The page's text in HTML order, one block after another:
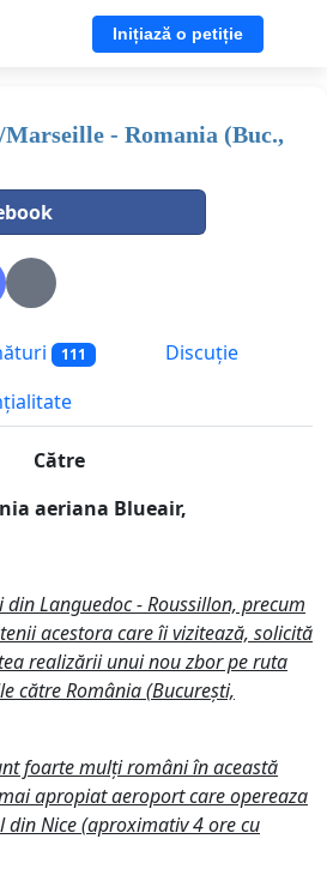
Inițiază o petiție
- Romania (Buc.,
111
Discuție
Către
aeriana Blueair,
Languedoc - Roussillon, precum
acestora care îi vizitează, solicită
realizării unui nou zbor pe ruta
către România (București,
foarte mulți români în această
apropiat aeroport care opereaza
din Nice (aproximativ 4 ore cu